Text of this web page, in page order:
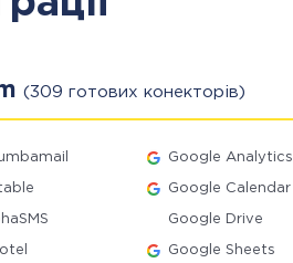
(309 готових конекторів)
Google Analytics
Google Calendar
Google Drive
Google Sheets